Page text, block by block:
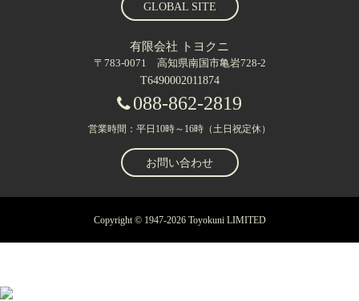
GLOBAL SITE
有限会社 トヨクニ
〒783-0071 高知県南国市亀岩728-2
T6490002011874
088-862-2819
営業時間：平日10時～16時（土日祝定休）
お問い合わせ
Copyright © 1947-2026 Toyokuni LIMITED